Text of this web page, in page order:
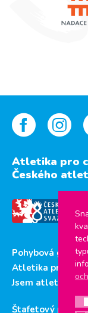
Atletika pro
Českého
Pohybová
Atletika pro děti
Jsem atlet
Štafetový pohár